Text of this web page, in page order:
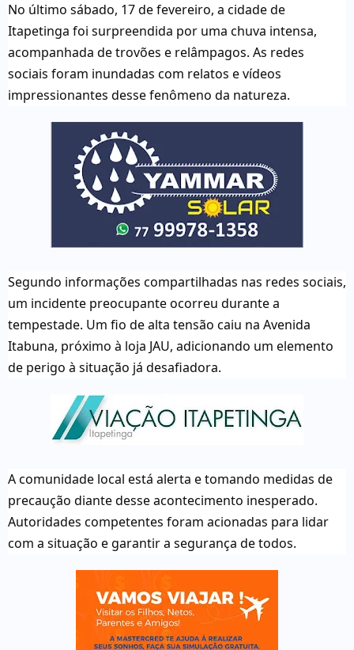
No último sábado, 17 de fevereiro, a cidade de
Itapetinga foi surpreendida por uma chuva intensa,
acompanhada de trovões e relâmpagos. As redes
sociais foram inundadas com relatos e vídeos
impressionantes desse fenômeno da natureza.
Segundo informações compartilhadas nas redes sociais,
um incidente preocupante ocorreu durante a
tempestade. Um fio de alta tensão caiu na Avenida
Itabuna, próximo à loja JAU, adicionando um elemento
de perigo à situação já desafiadora.
A comunidade local está alerta e tomando medidas de
precaução diante desse acontecimento inesperado.
Autoridades competentes foram acionadas para lidar
com a situação e garantir a segurança de todos.